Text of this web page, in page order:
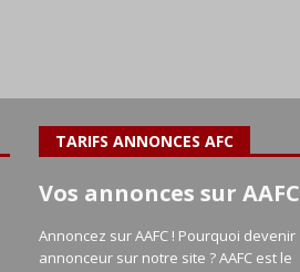
TARIFS ANNONCES AFC
Vos annonces sur AAFC
Annoncez sur AAFC ! Pourquoi devenir
annonceur sur notre site ? AAFC est le